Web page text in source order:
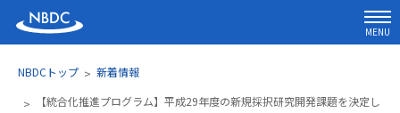
MENU
NBDCトップ
新着情報
【統合化推進プログラム】平成29年度の新規採択研究開発課題を決定し